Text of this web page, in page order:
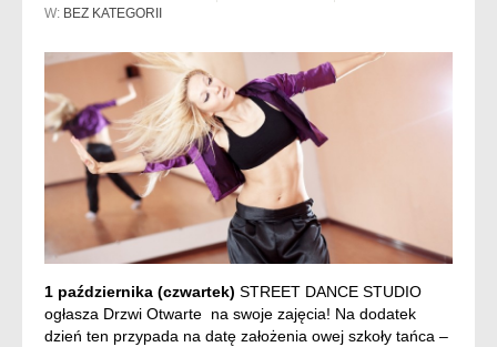
W: BEZ KATEGORII
1 października (czwartek) STREET DANCE STUDIO
ogłasza Drzwi Otwarte na swoje zajęcia! Na dodatek
dzień ten przypada na datę założenia owej szkoły tańca –